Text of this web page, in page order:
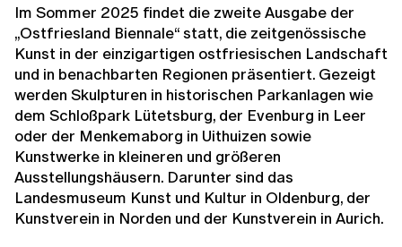
Im Sommer 2025 findet die zweite Ausgabe der
„Ostfriesland Biennale“ statt, die zeitgenössische
Kunst in der einzigartigen ostfriesischen Landschaft
und in benachbarten Regionen präsentiert. Gezeigt
werden Skulpturen in historischen Parkanlagen wie
dem Schloßpark Lütetsburg, der Evenburg in Leer
oder der Menkemaborg in Uithuizen sowie
Kunstwerke in kleineren und größeren
Ausstellungshäusern. Darunter sind das
Landesmuseum Kunst und Kultur in Oldenburg, der
Kunstverein in Norden und der Kunstverein in Aurich.